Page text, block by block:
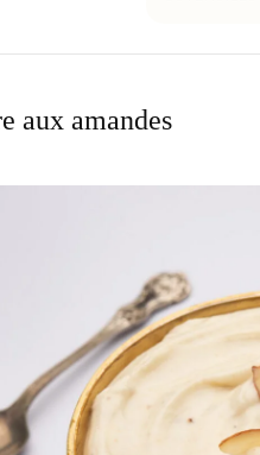
aux amandes